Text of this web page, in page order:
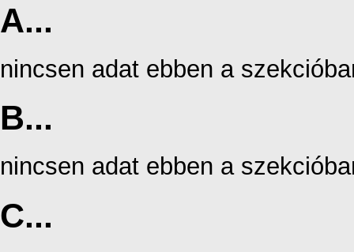
A...
nincsen adat ebben a
B...
nincsen adat ebben a
C...